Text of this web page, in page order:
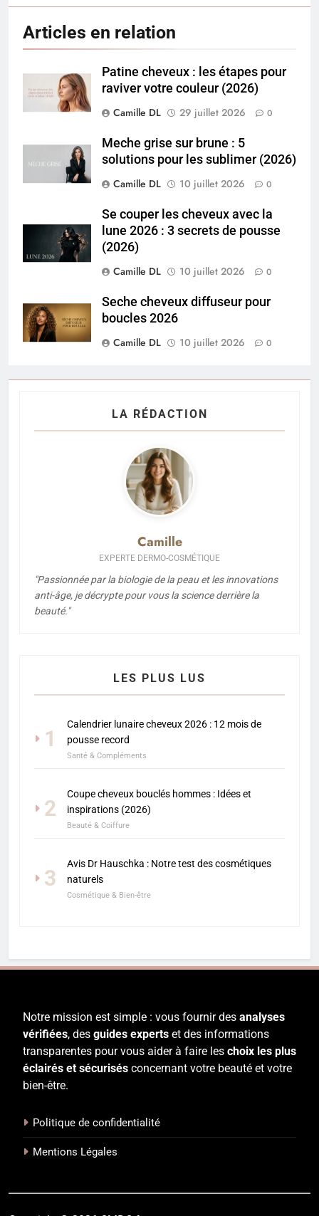
Articles en relation
Patine cheveux : les étapes pour
raviver votre couleur (2026)
Camille DL
29 juillet 2026 0
Meche grise sur brune : 5
solutions pour les sublimer (2026)
Camille DL
10 juillet 2026 0
Se couper les cheveux avec la
lune 2026 : 3 secrets de pousse
(2026)
Camille DL
10 juillet 2026 0
Seche cheveux diffuseur pour
boucles 2026
Camille DL
10 juillet 2026 0
LA RÉDACTION
Camille
EXPERTE DERMO-COSMÉTIQUE
"Passionnée par la biologie de la peau et les innovations
anti-âge, je décrypte pour vous la science derrière la
beauté."
LES PLUS LUS
1
Calendrier lunaire cheveux 2026 : 12 mois de
pousse record
Santé & Compléments
2
Coupe cheveux bouclés hommes : Idées et
inspirations (2026)
Beauté & Coiffure
3
Avis Dr Hauschka : Notre test des cosmétiques
naturels
Cosmétique & Bien-être
Notre mission est simple : vous fournir des analyses
vérifiées, des guides experts et des informations
transparentes pour vous aider à faire les choix les plus
éclairés et sécurisés concernant votre beauté et votre
bien-être.
Politique de confidentialité
Mentions Légales